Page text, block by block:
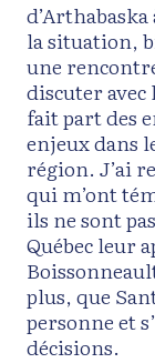
la situation,
une
discuter
fait part des
enjeux dans
région. J’ai
qui m’ont
ils ne sont
Québec leur
plus, que
personne et
décisions.